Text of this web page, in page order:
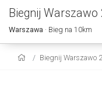
Biegnij Warszawo
Warszawa · Bieg na 10km
Biegnij Warszawo